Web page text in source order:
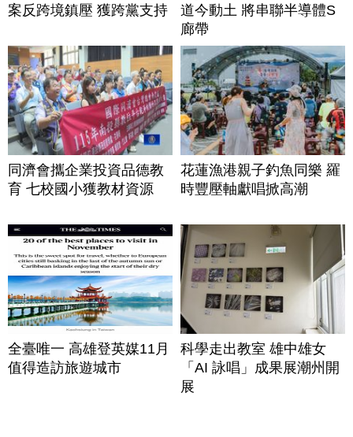
案反跨境鎮壓 獲跨黨支持
道今動土 將串聯半導體S
廊帶
同濟會攜企業投資品德教
育 七校國小獲教材資源
花蓮漁港親子釣魚同樂 羅
時豐壓軸獻唱掀高潮
全臺唯一 高雄登英媒11月
值得造訪旅遊城市
科學走出教室 雄中雄女
「AI 詠唱」成果展潮州開
展